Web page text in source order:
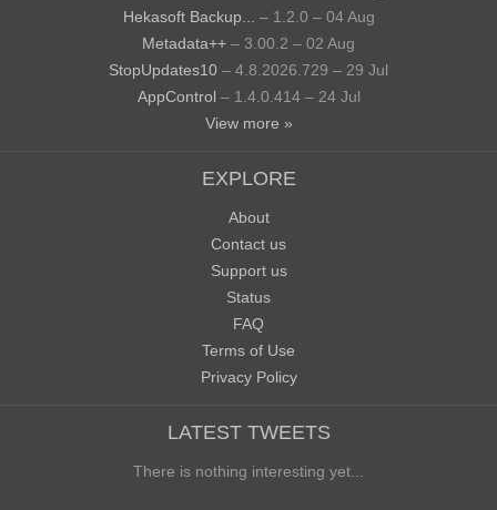
Hekasoft Backup...
– 1.2.0 – 04 Aug
Metadata++ – 3.00.2 – 02 Aug
StopUpdates10 – 4.8.2026.729 – 29 Jul
AppControl – 1.4.0.414 – 24 Jul
View more »
EXPLORE
About
Contact us
Support us
Status
FAQ
Terms of Use
Privacy Policy
LATEST TWEETS
There is nothing interesting yet...